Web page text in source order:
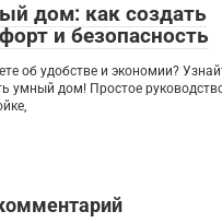
дом: как создать
и безопасность
об удобстве и экономии?
умный дом! Простое